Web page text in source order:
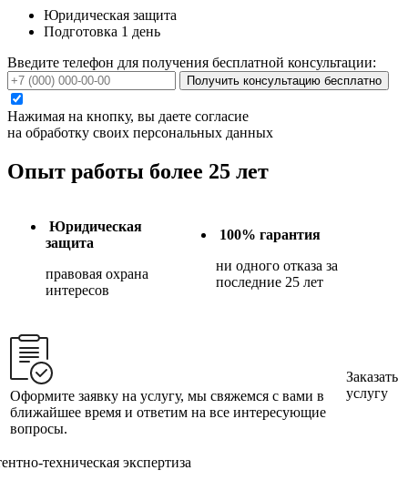
Юридическая защита
Подготовка 1 день
Введите телефон для получения бесплатной консультации:
Получить консультацию бесплатно
Нажимая на кнопку, вы даете согласие
на обработку своих персональных данных
Опыт работы более 25 лет
Юридическая
защита
правовая охрана
интересов
100% гарантия
ни одного отказа за
последние 25 лет
Оформите заявку на услугу, мы свяжемся с вами в
ближайшее время и ответим на все интересующие
вопросы.
Заказать
услугу